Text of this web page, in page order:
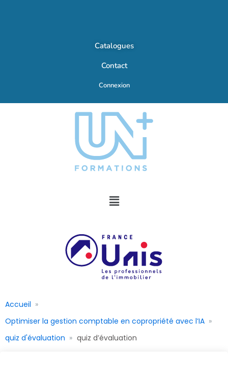
Catalogues
Contact
Connexion
Accueil
Optimiser la gestion comptable en copropriété avec l’IA
quiz d'évaluation
quiz d’évaluation